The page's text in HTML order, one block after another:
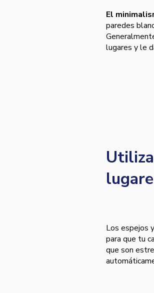
El
paredes
lugares y le
Los espejos
para que tu
que son